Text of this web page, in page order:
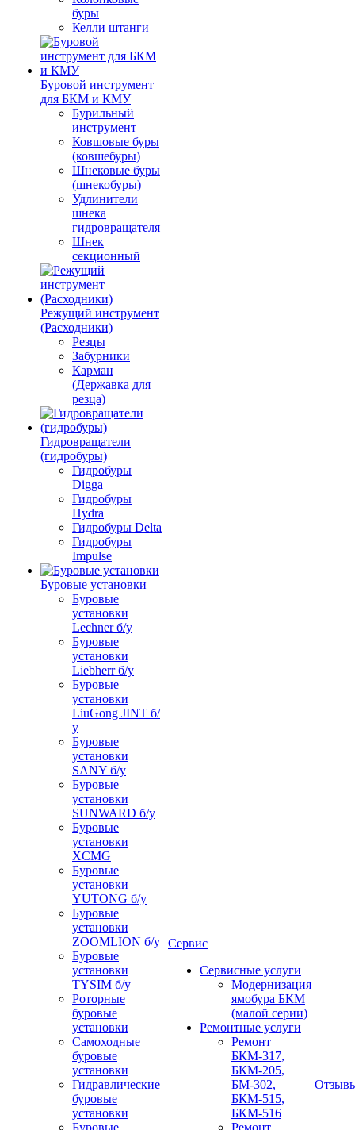
буры
Келли штанги
Буровой инструмент
для БКМ и КМУ
Бурильный
инструмент
Ковшовые буры
(ковшебуры)
Шнековые буры
(шнекобуры)
Удлинители
шнека
гидровращателя
Шнек
секционный
Режущий инструмент
(Расходники)
Резцы
Забурники
Карман
(Державка для
резца)
Гидровращатели
(гидробуры)
Гидробуры
Digga
Гидробуры
Hydra
Гидробуры Delta
Гидробуры
Impulse
Буровые установки
Буровые
установки
Lechner б/у
Буровые
установки
Liebherr б/у
Буровые
установки
LiuGong JINT б/
у
Буровые
установки
SANY б/у
Буровые
установки
SUNWARD б/у
Буровые
установки
XCMG
Буровые
установки
YUTONG б/у
Буровые
установки
ZOOMLION б/у
Буровые
установки
TYSIM б/у
Роторные
буровые
установки
Самоходные
буровые
установки
Гидравлические
буровые
установки
Буровые
Сервис
Сервисные услуги
Модернизация
ямобура БКМ
(малой серии)
Ремонтные услуги
Ремонт
БКМ-317,
БКМ-205,
БМ-302,
БКМ-515,
БКМ-516
Ремонт